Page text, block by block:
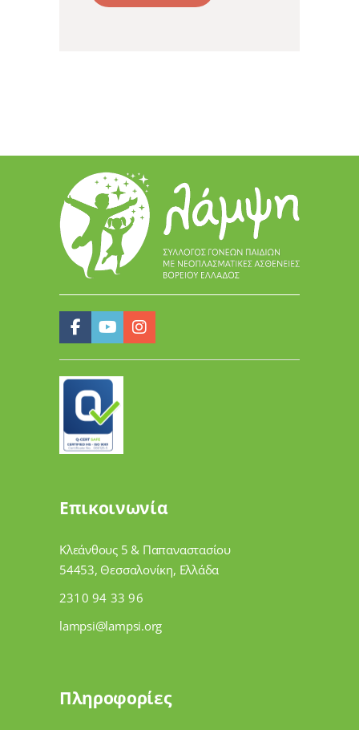
Επικοινωνία
Κλεάνθους 5 & Παπαναστασίου
54453, Θεσσαλονίκη, Ελλάδα
2310 94 33 96
lampsi@lampsi.org
Πληροφορίες